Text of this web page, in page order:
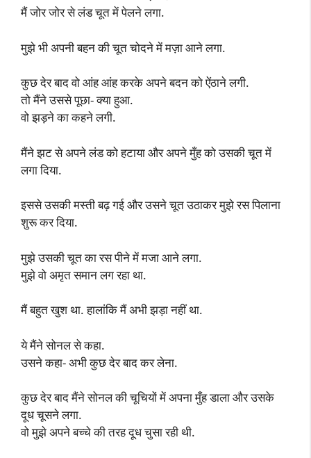
मैं जोर जोर से लंड चूत में पेलने लगा.
मुझे भी अपनी बहन की चूत चोदने में मज़ा आने लगा.
कुछ देर बाद वो आंह आंह करके अपने बदन को ऐंठाने लगी.
तो मैंने उससे पूछा- क्या हुआ.
वो झड़ने का कहने लगी.
मैंने झट से अपने लंड को हटाया और अपने मुँह को उसकी चूत में
लगा दिया.
इससे उसकी मस्ती बढ़ गई और उसने चूत उठाकर मुझे रस पिलाना
शुरू कर दिया.
मुझे उसकी चूत का रस पीने में मजा आने लगा.
मुझे वो अमृत समान लग रहा था.
मैं बहुत खुश था. हालांकि मैं अभी झड़ा नहीं था.
ये मैंने सोनल से कहा.
उसने कहा- अभी कुछ देर बाद कर लेना.
कुछ देर बाद मैंने सोनल की चूचियों में अपना मुँह डाला और उसके
दूध चूसने लगा.
वो मुझे अपने बच्चे की तरह दूध चुसा रही थी.